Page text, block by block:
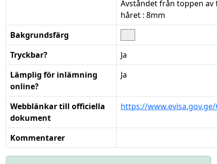
Avståndet från toppen
håret : 8mm
Bakgrundsfärg
Tryckbar?
Ja
Lämplig för inlämning
online?
Ja
Webblänkar till officiella
dokument
https://
Kommentarer